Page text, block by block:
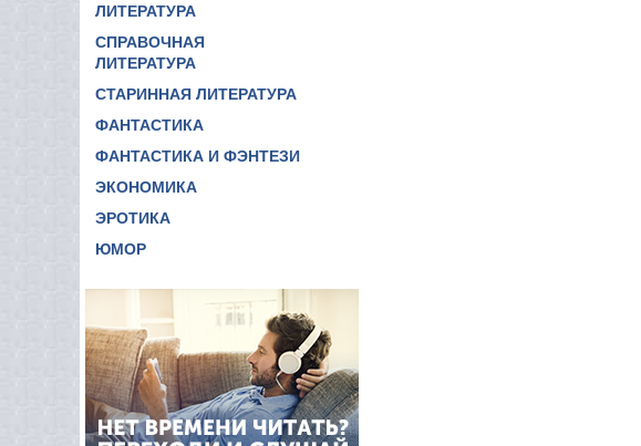
ЛИТЕРАТУРА
СПРАВОЧНАЯ
ЛИТЕРАТУРА
СТАРИННАЯ ЛИТЕРАТУРА
ФАНТАСТИКА
ФАНТАСТИКА И ФЭНТЕЗИ
ЭКОНОМИКА
ЭРОТИКА
ЮМОР